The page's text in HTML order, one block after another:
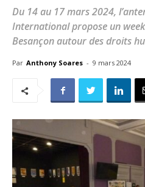
Du 14 au 17 mars 2024,
International propose un
Besançon autour des droits
Par Anthony Soares - 9 mars 2024